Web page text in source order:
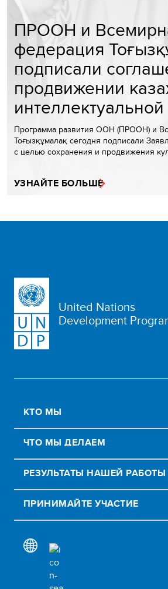
ПРООН и
федерация
подписали
продвижении
Программа развития ООН (ПРООН) и
Тоғызқұмалақ сегодня подписали
с целью сохранения и продвижения
УЗНАЙТЕ БОЛЬШЕ
United Nations
Development
КТО МЫ
ЧТО МЫ ДЕЛАЕМ
РЕЗУЛЬТАТЫ НАШЕЙ РАБОТЫ
ПРИНИМАЙТЕ УЧАСТИЕ